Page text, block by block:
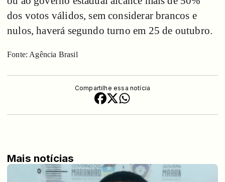
dos votos válidos, sem considerar brancos e
nulos, haverá segundo turno em 25 de outubro.
Fonte: Agência Brasil
Compartilhe essa notícia
Mais notícias